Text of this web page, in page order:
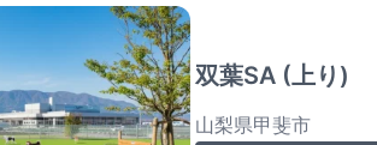
双葉SA (上り)
山梨県甲斐市